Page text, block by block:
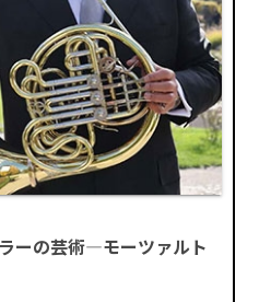
ーの芸術―モーツァルト